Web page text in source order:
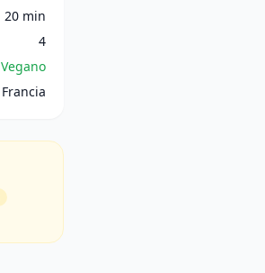
20 min
4
Vegano
Francia